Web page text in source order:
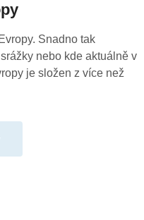
Snadno tak
nebo kde aktuálně v
je složen z více než